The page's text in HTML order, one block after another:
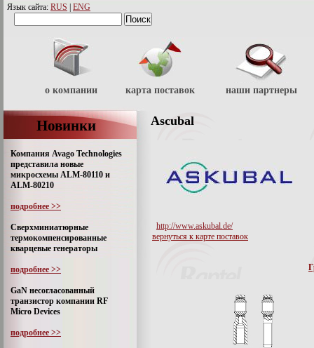
Язык сайта: RUS ENG
о компании карта поставок наши партнеры
Новинки
Компания Avago Technologies
представила новые
микросхемы ALM-80110 и
ALM-80210
подробнее >>
Сверхминиатюрные
термокомпенсированные
кварцевые генераторы
подробнее >>
GaN несогласованный
транзистор компании RF
Micro Devices
подробнее >>
Ascubal
http://www.askubal.de/
вернуться к карте поставок